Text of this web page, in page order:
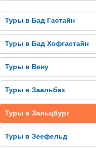
Туры в Бад Гастайн
Туры в Бад Хофгастайн
Туры в Вену
Туры в Заальбах
Туры в Зальцбург
Туры в Зеефельд